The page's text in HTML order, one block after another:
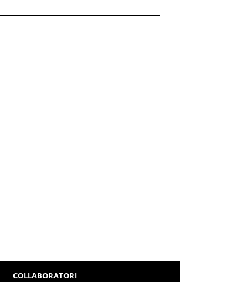
COLLABORATORI